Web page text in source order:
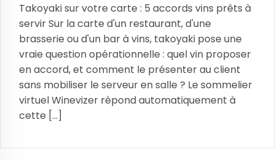
Takoyaki sur votre carte : 5 accords vins prêts à
servir Sur la carte d'un restaurant, d'une
brasserie ou d'un bar à vins, takoyaki pose une
vraie question opérationnelle : quel vin proposer
en accord, et comment le présenter au client
sans mobiliser le serveur en salle ? Le sommelier
virtuel Winevizer répond automatiquement à
cette [...]